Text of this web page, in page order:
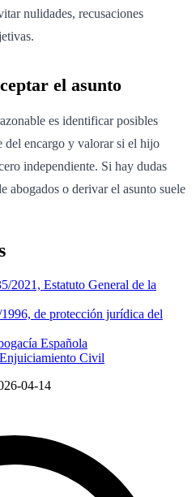
nulidades, recusaciones
el asunto
es identificar posibles
del encargo y valorar si el hijo
independiente. Si hay dudas
abogados o derivar el asunto suele
Estatuto General de la
de protección jurídica del
Española
Civil
04-14